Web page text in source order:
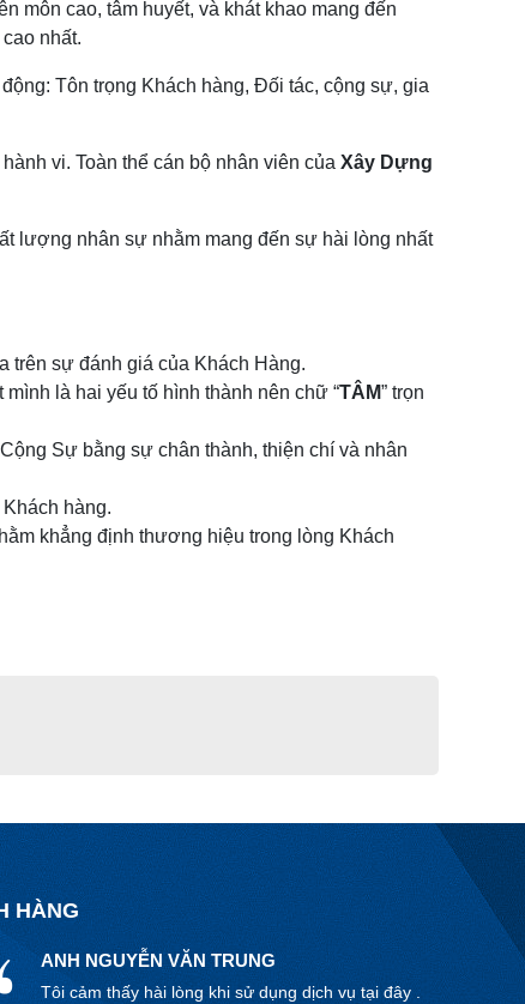
môn cao, tâm huyết, và khát khao mang đến
nhất.
Tôn trọng Khách hàng, Đối tác, cộng sự, gia
vi. Toàn thể cán bộ nhân viên của Xây Dựng
lượng nhân sự nhằm mang đến sự hài lòng nhất
trên sự đánh giá của Khách Hàng.
mình là hai yếu tố hình thành nên chữ “TÂM” trọn
Sự bằng sự chân thành, thiện chí và nhân
hàng.
khẳng định thương hiệu trong lòng Khách
HÀNG
Đại diện trường mầm non ABC
KỲ
hài lòng khi sử dụng dịch vụ tại đây . dịch vụ
kế đúng nhu cầu , sử dụng dịch vụ khá an tâm .
TRƯỜNG ABC
Đại diện trường mầm non ABC